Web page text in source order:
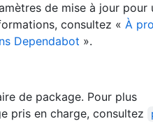
de mise à jour pour
consultez « À
Dependabot ».
de package. Pour plus
pris en charge, consultez